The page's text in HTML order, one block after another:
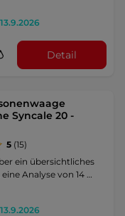
Detail
Syncale 20 -
5 (15)
ein übersichtliches
Analyse von 14 …